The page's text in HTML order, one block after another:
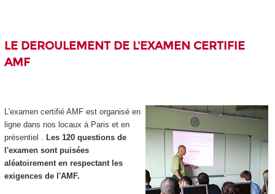
LE DEROULEMENT DE L'EXAMEN CERTIFIE
AMF
L'examen certifié AMF est organisé en
ligne dans nos locaux à Paris et en
présentiel . Les 120 questions de
l'examen sont puisées
aléatoirement en respectant les
exigences de l'AMF.